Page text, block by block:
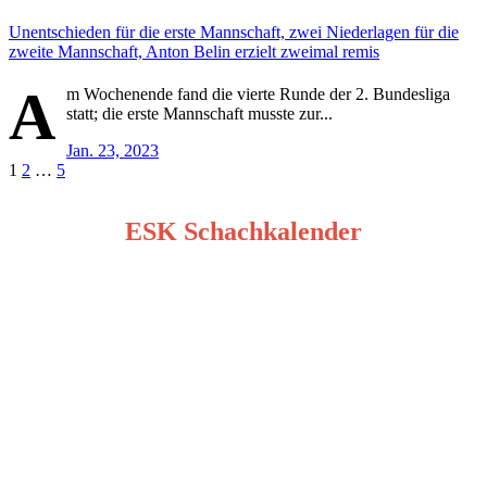
Unentschieden für die erste Mannschaft, zwei Niederlagen für die
zweite Mannschaft, Anton Belin erzielt zweimal remis
A m Wochenende fand die vierte Runde der 2. Bundesliga
statt; die erste Mannschaft musste zur...
Jan. 23, 2023
Seitennummerierung
1 2 … 5
ESK Schachkalender